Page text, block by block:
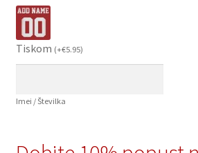
Tiskom (+€5.95)
Imei / Številka